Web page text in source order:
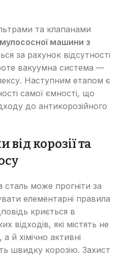
та клапанами
машини з
за рахунок відсутності
вакуумна система —
Наступним етапом є
самої ємності, що
до антикорозійного
корозії та
сталь може прогніти за
елементарні правила
криється в
відходів, які містять не
й хімічно активні
швидку корозію. Захист